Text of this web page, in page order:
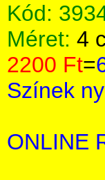
Kód:
Méret: 4
2200 Ft=
Színek
ONLINE